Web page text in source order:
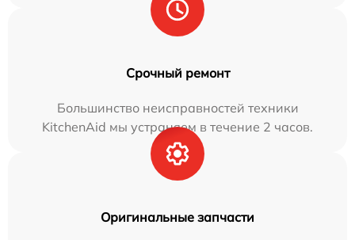
Срочный ремонт
Большинство неисправностей техники
KitchenAid мы устраняем в течение 2 часов.
Оригинальные запчасти